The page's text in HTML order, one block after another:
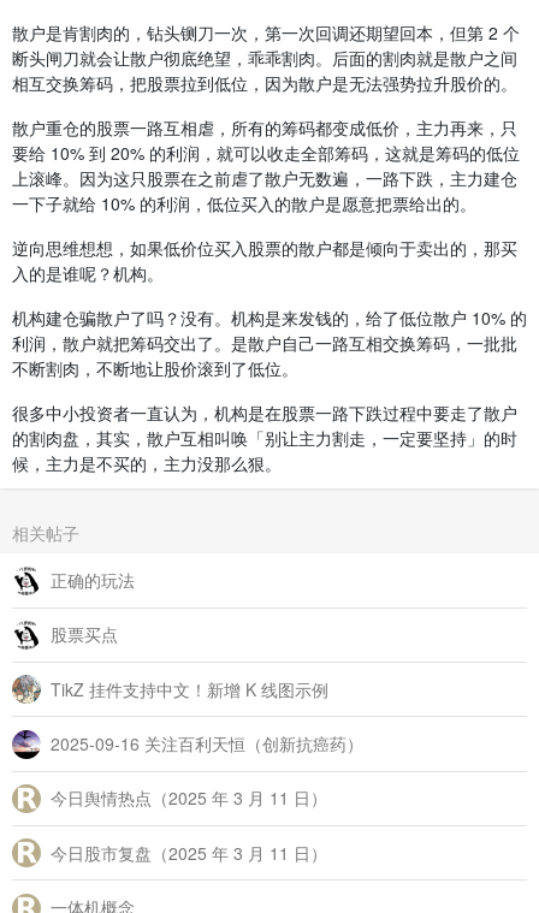
一下子就给 10% 的利润，低位买入的散户是愿意把票给出的。
逆向思维想想，如果低价位买入股票的散户都是倾向于卖出的，那买
机构建仓骗散户了吗？没有。机构是来发钱的，给了低位散户 10% 的
利润，散户就把筹码交出了。是散户自己一路互相交换筹码，一批批
不断割肉，不断地让股价滚到了低位。
很多中小投资者一直认为，机构是在股票一路下跌过程中要走了散户
的割肉盘，其实，散户互相叫唤「别让主力割走，一定要坚持」的时
相关帖子
正确的玩法
股票买点
TikZ 挂件支持中文！新增 K 线图示例
2025-09-16 关注百利天恒（创新抗癌药）
今日舆情热点（2025 年 3 月 11 日）
今日股市复盘（2025 年 3 月 11 日）
一体机概念
欢迎来到这里！
我们正在构建一个小众社区，大家在这里相互信任，以平等 • 自由 •
奔放的价值观进行分享交流。最终，希望大家能够找到与自己志同道
合的伙伴，共同成长。